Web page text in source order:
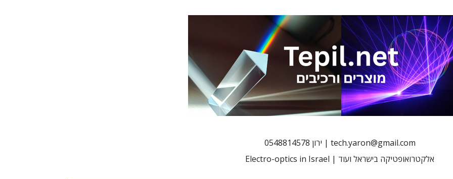
0548814578 ירון | tech.yaron@gmail.com
Electro-optics in Israel | אלקטרואופטיקה בישראל ועוד